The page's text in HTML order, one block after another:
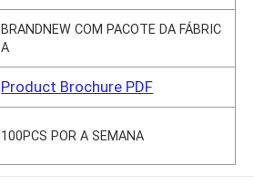
BRANDNEW COM PACOTE DA FÁBRIC
A
Product Brochure PDF
100PCS POR A SEMANA